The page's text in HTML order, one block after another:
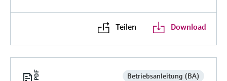
Teilen Download
Betriebsanleitung (BA)